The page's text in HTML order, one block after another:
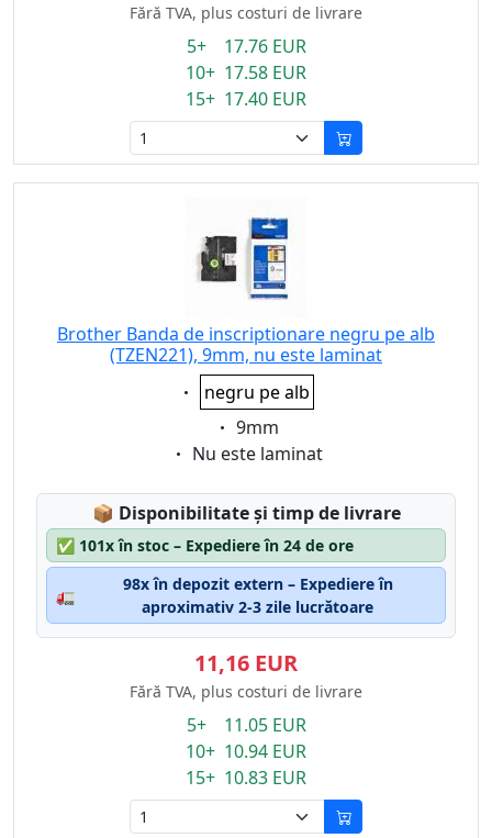
Fără TVA, plus costuri de livrare
5+ 17.76 EUR
10+ 17.58 EUR
15+ 17.40 EUR
Brother Banda de inscriptionare negru pe alb
(TZEN221), 9mm, nu este laminat
Eigenschaft:
negru pe alb
Eigenschaft:
9mm
Eigenschaft:
Nu este laminat
📦 Lagerstatus:
Disponibilitate și timp de livrare
✅ 101x în stoc – Expediere în 24 de ore
🚛
98x în depozit extern – Expediere în
aproximativ 2-3 zile lucrătoare
11,16 EUR
Fără TVA, plus costuri de livrare
5+ 11.05 EUR
10+ 10.94 EUR
15+ 10.83 EUR